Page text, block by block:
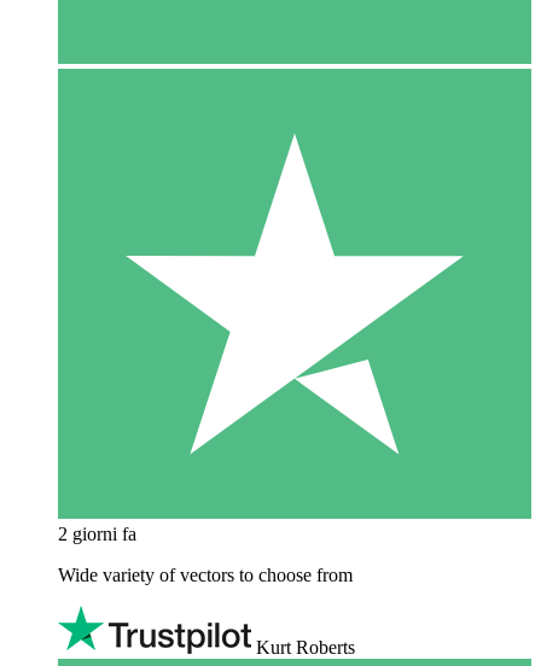
2 giorni fa
Wide variety of vectors to choose from
Kurt Roberts